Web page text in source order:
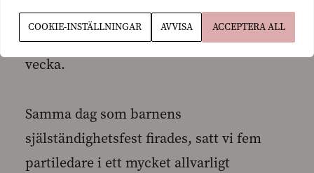
COOKIE-INSTÄLLNINGAR AVVISA ACCEPTERA ALL
SFP:s riksdagsvalsprogram som jag hade
glädjen att vara med och lansera denna
vecka.
Samma dag som barnens
själständighetsfest firades, satt vi fem
partiledare i ett mycket allvarligt